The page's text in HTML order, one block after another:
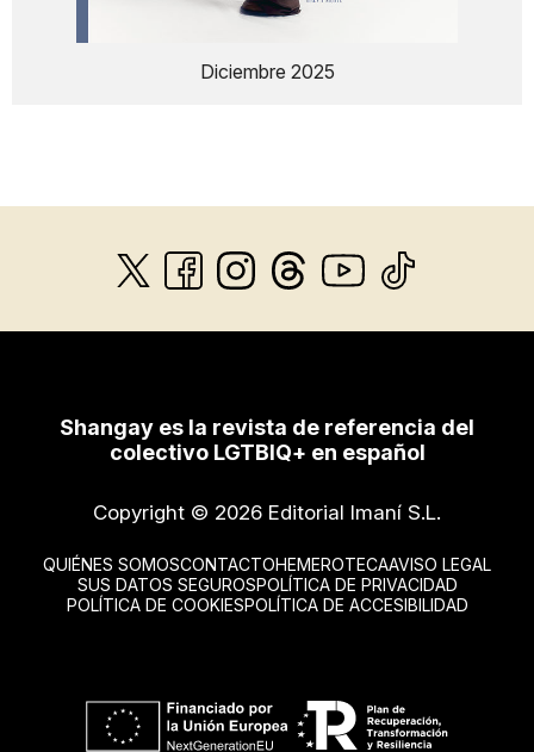
Diciembre 2025
Shangay es la revista de referencia del
colectivo LGTBIQ+ en español
Copyright © 2026 Editorial Imaní S.L.
QUIÉNES SOMOSCONTACTOHEMEROTECAAVISO LEGAL
SUS DATOS SEGUROSPOLÍTICA DE PRIVACIDAD
POLÍTICA DE COOKIESPOLÍTICA DE ACCESIBILIDAD